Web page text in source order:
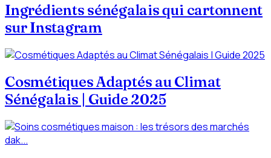
Ingrédients sénégalais qui cartonnent
sur Instagram
Cosmétiques Adaptés au Climat
Sénégalais | Guide 2025